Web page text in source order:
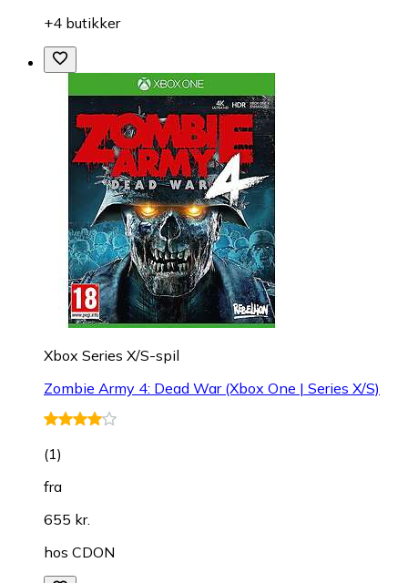
+4 butikker
Xbox Series X/S-spil
Zombie Army 4: Dead War (Xbox One | Series X/S)
(1)
fra
655 kr.
hos CDON